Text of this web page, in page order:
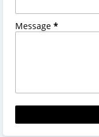
Message *